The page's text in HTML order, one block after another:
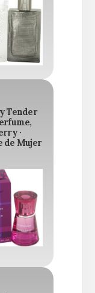
Tender
·
de Mujer